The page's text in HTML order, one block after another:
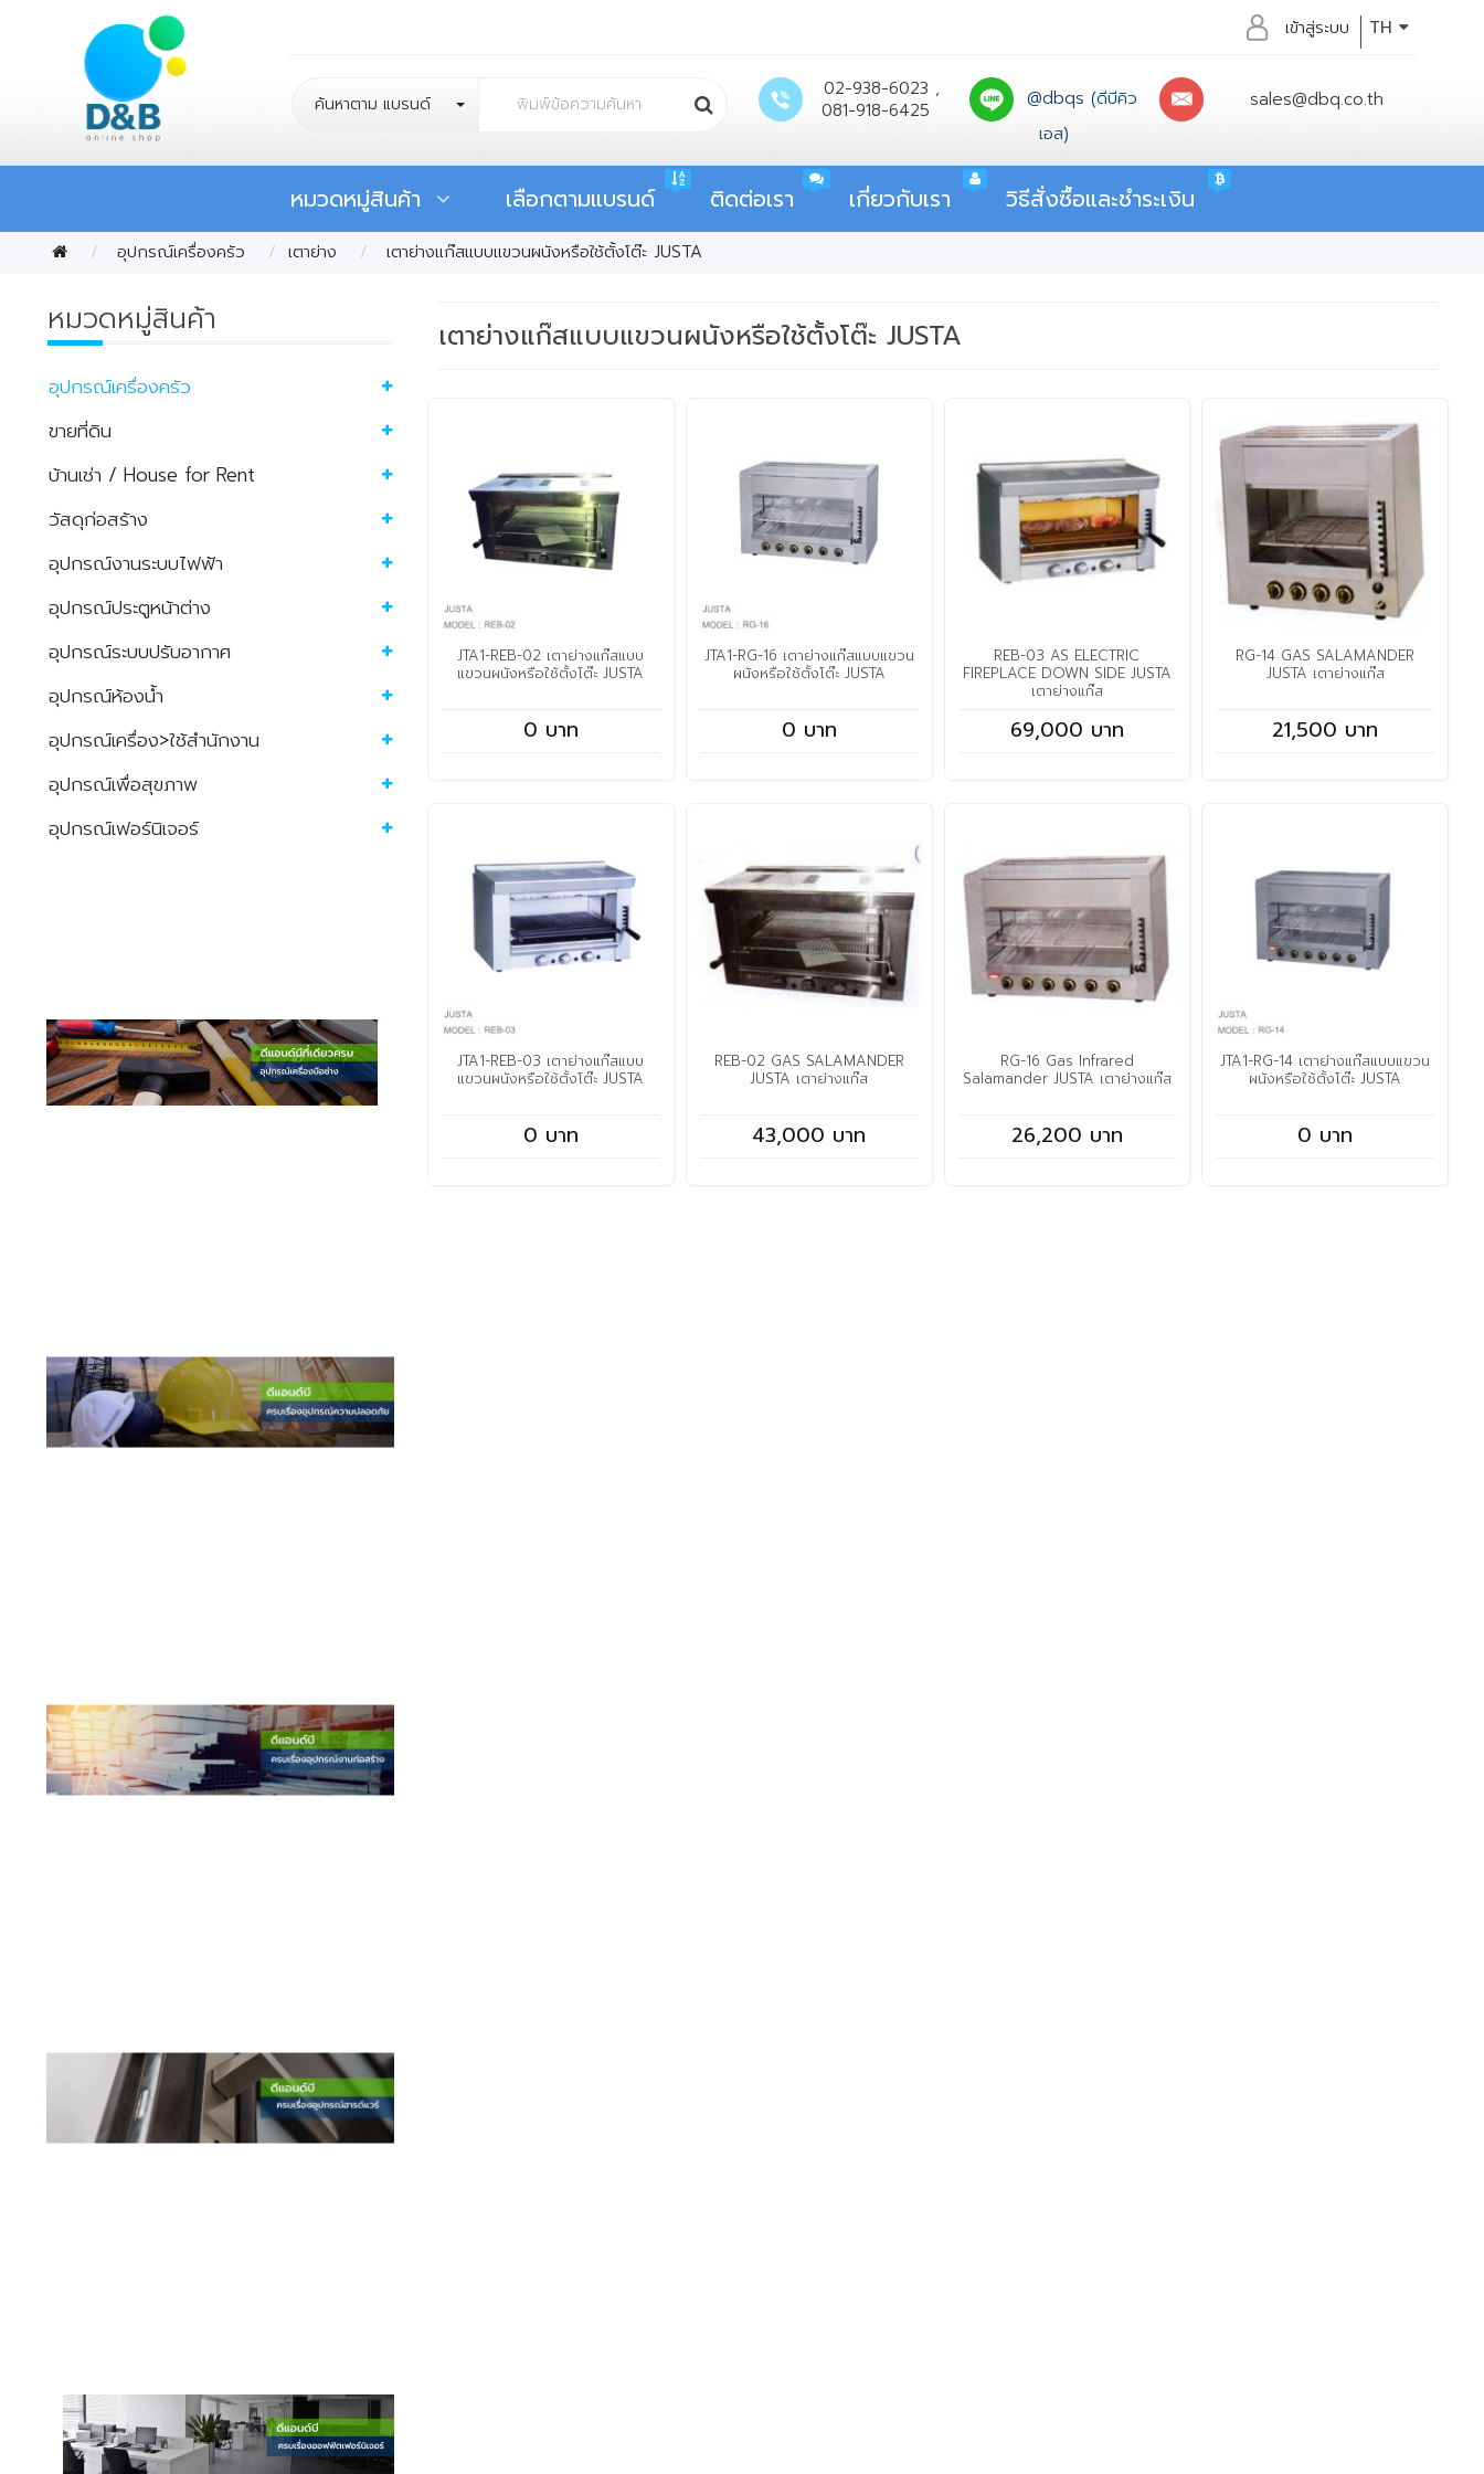
TH
เข้าสู่ระบบ
ค้นหาตาม แบรนด์
02-938-6023 ,
081-918-6425
@dbqs (ดีบีคิว
เอส)
sales@dbq.co.th
หมวดหมู่สินค้า เลือกตามแบรนด์ ติดต่อเรา เกี่ยวกับเรา วิธีสั่งซื้อและชำระเงิน
อุปกรณ์เครื่องครัว เตาย่าง เตาย่างแก๊สแบบแขวนผนังหรือใช้ตั้งโต๊ะ JUSTA
หมวดหมู่สินค้า
อุปกรณ์เครื่องครัว
ขายที่ดิน
บ้านเช่า / House for Rent
วัสดุก่อสร้าง
อุปกรณ์งานระบบไฟฟ้า
อุปกรณ์ประตูหน้าต่าง
อุปกรณ์ระบบปรับอากาศ
อุปกรณ์ห้องน้ำ
อุปกรณ์เครื่อง>ใช้สำนักงาน
อุปกรณ์เพื่อสุขภาพ
อุปกรณ์เฟอร์นิเจอร์
เตาย่างแก๊สแบบแขวนผนังหรือใช้ตั้งโต๊ะ JUSTA
JTA1-REB-02 เตาย่างแก๊สแบบ
แขวนผนังหรือใช้ตั้งโต๊ะ JUSTA
0 บาท
JTA1-RG-16 เตาย่างแก๊สแบบแขวน
ผนังหรือใช้ตั้งโต๊ะ JUSTA
0 บาท
REB-03 AS ELECTRIC
FIREPLACE DOWN SIDE JUSTA
เตาย่างแก๊ส
69,000 บาท
RG-14 GAS SALAMANDER
JUSTA เตาย่างแก๊ส
21,500 บาท
JTA1-REB-03 เตาย่างแก๊สแบบ
แขวนผนังหรือใช้ตั้งโต๊ะ JUSTA
0 บาท
REB-02 GAS SALAMANDER
JUSTA เตาย่างแก๊ส
43,000 บาท
RG-16 Gas Infrared
Salamander JUSTA เตาย่างแก๊ส
26,200 บาท
JTA1-RG-14 เตาย่างแก๊สแบบแขวน
ผนังหรือใช้ตั้งโต๊ะ JUSTA
0 บาท